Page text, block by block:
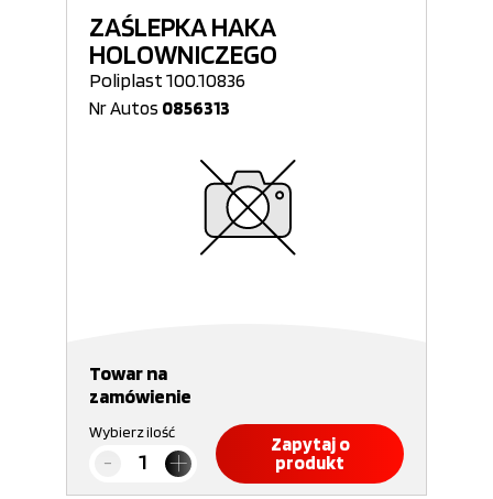
ZAŚLEPKA HAKA
HOLOWNICZEGO
Poliplast 100.10836
Nr Autos 0856313
Towar na
zamówienie
Wybierz ilość
Zapytaj o
produkt